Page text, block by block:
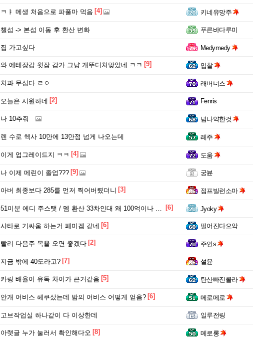
ㅋㅑ 메생 처음으로 파풀마 먹음 [4] 키네유망주
챌섭 -> 본섭 이동 후 환산 변화 푸른바다루미
집 가고싶다 Medymedy
와 에테장갑 윗잠 감가 그냥 개뚜디처맞았네 ㅋㅋ [9] 입찰
치과 무섭다 ㄹㅇ... 래버너스
오늘은 시원하네 [2] Fenris
나 10추줘 넘나약한것
렌 수로 헥사 10만에 13만점 넘게 나오는데 레주
이게 업그레이드지 ㅋㅋ [4] 도움
나 이제 메린이 졸업??? [9] 궁뷴
아버 최종보다 285를 먼저 찍어버렸더니 [3] 점프빌런소마
51미분 에디 주스탯 / 뎀 환산 33차인대 왜 100억이나 차이날까 [6] Jyoky
샤타로 기싸움 하는거 페미겜 같네 [6] 떨어진다으악
빨리 다음주 목욜 오면 좋겠다 [2] 주인s
지금 밖에 40도라고? [7] 설윤
카링 배율이 유독 차이가 큰거같음 [5] 탄산빠진콜라
안개 어비스 헤쿠샀는데 밤의 어비스 어떻게 얻음? [6] 메로메로
고브작업실 하나같이 다 이상한데 일루전링
아랫글 누가 눌러서 확인해다오 [8] 메로롱